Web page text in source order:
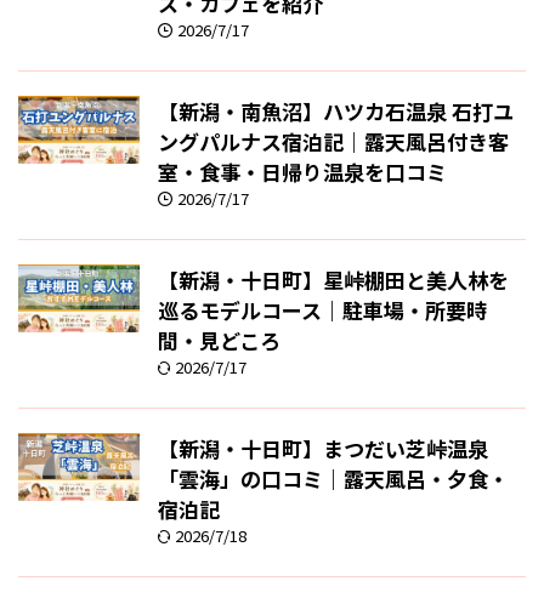
2026/7/17
【新潟・南魚沼】ハツカ石温泉 石打ユ
ングパルナス宿泊記｜露天風呂付き客
室・食事・日帰り温泉を口コミ
2026/7/17
【新潟・十日町】星峠棚田と美人林を
巡るモデルコース｜駐車場・所要時
間・見どころ
2026/7/17
【新潟・十日町】まつだい芝峠温泉
「雲海」の口コミ｜露天風呂・夕食・
宿泊記
2026/7/18